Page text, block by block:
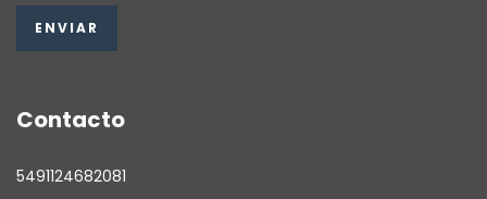
Contacto
5491124682081